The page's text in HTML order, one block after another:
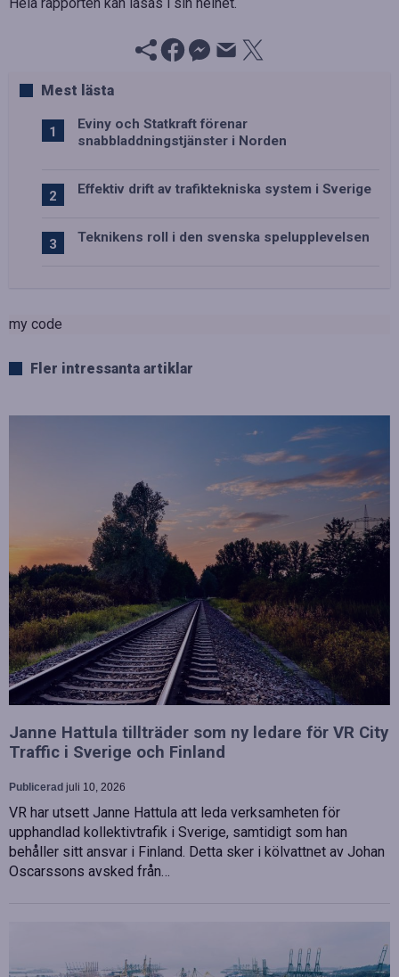
Mest lästa
Eviny och Statkraft förenar
snabbladdningstjänster i Norden
Effektiv drift av trafiktekniska system i Sverige
Teknikens roll i den svenska spelupplevelsen
my code
Fler intressanta artiklar
Janne Hattula tillträder som ny ledare för VR City
Traffic i Sverige och Finland
Publicerad juli 10, 2026
VR har utsett Janne Hattula att leda verksamheten för
upphandlad kollektivtrafik i Sverige, samtidigt som han
behåller sitt ansvar i Finland. Detta sker i kölvattnet av Johan
Oscarssons avsked från…